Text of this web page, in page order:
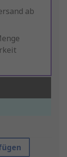
ab